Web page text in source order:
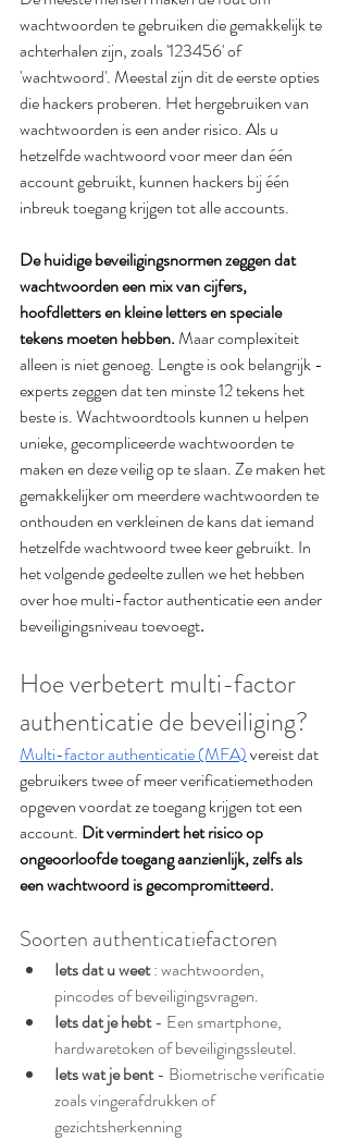
wachtwoorden te gebruiken die gemakkelijk te
achterhalen zijn, zoals '123456' of
'wachtwoord'. Meestal zijn dit de eerste opties
die hackers proberen. Het hergebruiken van
wachtwoorden is een ander risico. Als u
hetzelfde wachtwoord voor meer dan één
account gebruikt, kunnen hackers bij één
inbreuk toegang krijgen tot alle accounts.
De huidige beveiligingsnormen zeggen dat
wachtwoorden een mix van cijfers,
hoofdletters en kleine letters en speciale
tekens moeten hebben. Maar complexiteit
alleen is niet genoeg. Lengte is ook belangrijk -
experts zeggen dat ten minste 12 tekens het
beste is. Wachtwoordtools kunnen u helpen
unieke, gecompliceerde wachtwoorden te
maken en deze veilig op te slaan. Ze maken het
gemakkelijker om meerdere wachtwoorden te
onthouden en verkleinen de kans dat iemand
hetzelfde wachtwoord twee keer gebruikt. In
het volgende gedeelte zullen we het hebben
over hoe multi-factor authenticatie een ander
beveiligingsniveau toevoegt.
Hoe verbetert multi-factor
authenticatie de beveiliging?
Multi-factor authenticatie (MFA) vereist dat
gebruikers twee of meer verificatiemethoden
opgeven voordat ze toegang krijgen tot een
account. Dit vermindert het risico op
ongeoorloofde toegang aanzienlijk, zelfs als
een wachtwoord is gecompromitteerd.
Soorten authenticatiefactoren
Iets dat u weet : wachtwoorden,
pincodes of beveiligingsvragen.
Iets dat je hebt - Een smartphone,
hardwaretoken of beveiligingssleutel.
Iets wat je bent - Biometrische verificatie
zoals vingerafdrukken of
gezichtsherkenning